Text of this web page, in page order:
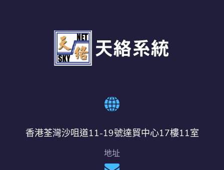
香港荃灣沙咀道11-19號達貿中心17樓11室
地址